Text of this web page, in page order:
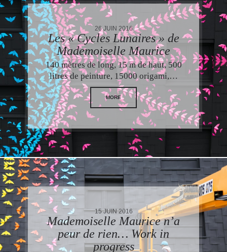
26 JUIN 2016
Les « Cycles Lunaires » de
Mademoiselle Maurice
140 mètres de long, 15 m de haut, 500
litres de peinture, 15000 origami,…
MORE
15 JUIN 2016
Mademoiselle Maurice n’a
peur de rien… Work in
progress